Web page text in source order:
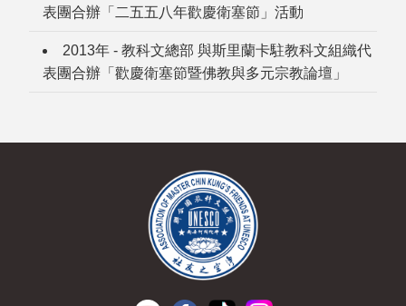
表團合辦「二五五八年歡慶衛塞節」活動
2013年 - 教科文總部 與斯里蘭卡駐教科文組織代
表團合辦「歡慶衛塞節暨佛教與多元宗教論壇」